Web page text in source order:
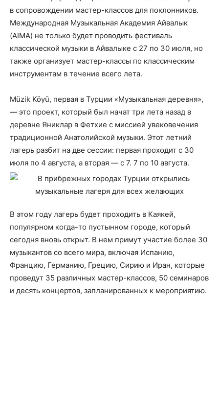
в сопровождении мастер-классов для поклонников.
Международная Музыкальная Академия Айвалык
(AIMA) не только будет проводить фестиваль
классической музыки в Айвалыке с 27 по 30 июля, но
также организует мастер-классы по классическим
инструментам в течение всего лета.
Müzik Köyü, первая в Турции «Музыкальная деревня»,
— это проект, который был начат три лета назад в
деревне Яниклар в Фетхие с миссией увековечения
традиционной Анатолийской музыки. Этот летний
лагерь разбит на две сессии: первая проходит с 30
июля по 4 августа, а вторая — с 7. 7 по 10 августа.
В этом году лагерь будет проходить в Каякей,
популярном когда-то пустынном городе, который
сегодня вновь открыт. В нем примут участие более 30
музыкантов со всего мира, включая Испанию,
Францию, Германию, Грецию, Сирию и Иран, которые
проведут 35 различных мастер-классов, 50 семинаров
и десять концертов, запланированных к мероприятию.